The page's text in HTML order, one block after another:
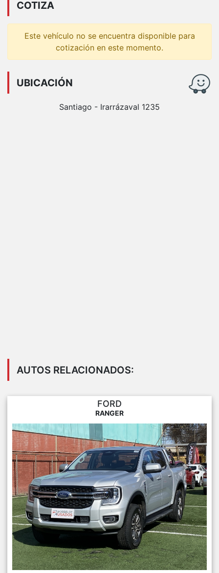
COTIZA
Este vehículo no se encuentra disponible para
cotización en este momento.
UBICACIÓN
Santiago - Irarrázaval 1235
AUTOS RELACIONADOS:
FORD
RANGER